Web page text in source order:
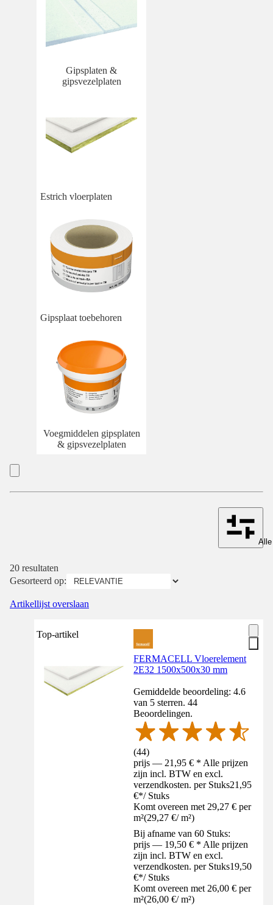
Gipsplaten &
gipsvezelplaten
Estrich vloerplaten
Gipsplaat toebehoren
Voegmiddelen gipsplaten
& gipsvezelplaten
20 resultaten
Gesorteerd op:
Artikellijst overslaan
Top-artikel
FERMACELL Vloerelement
2E32 1500x500x30 mm
Gemiddelde beoordeling: 4.6
van 5 sterren. 44
Beoordelingen.
(44)
prijs — 21,95 € * Alle prijzen
zijn incl. BTW en excl.
verzendkosten. per Stuks21,95
€*/ Stuks
Komt overeen met 29,27 € per
m²(29,27 €/ m²)
Bij afname van 60 Stuks:
prijs — 19,50 € * Alle prijzen
zijn incl. BTW en excl.
verzendkosten. per Stuks19,50
€*/ Stuks
Komt overeen met 26,00 € per
m²(26,00 €/ m²)